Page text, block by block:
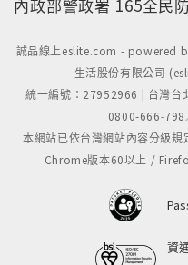
內政部警政署 165全民
誠品線上eslite.com - powered
生活股份有限公司
統一編號：27952966 | 台灣台
0800-666-
本網站已依台灣網站內容分級
Chrome版本60以上 /
資